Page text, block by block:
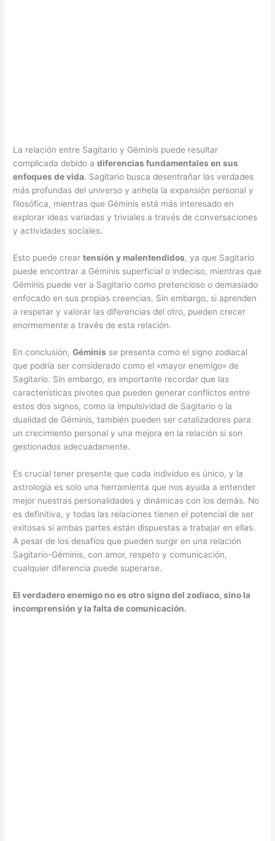
La relación entre Sagitario y Géminis puede resultar
complicada debido adiferencias fundamentales en sus
enfoques de vida. Sagitario busca desentrañar las verdades
más profundas del universo y anhela la expansión personal y
filosófica, mientras que Géminis está más interesado en
explorar ideas variadas y triviales a través de conversaciones
y actividades sociales.
Esto puede creartensión y malentendidos, ya que Sagitario
puede encontrar a Géminis superficial o indeciso, mientras que
Géminis puede ver a Sagitario como pretencioso o demasiado
enfocado en sus propias creencias. Sin embargo, si aprenden
a respetar y valorar las diferencias del otro, pueden crecer
enormemente a través de esta relación.
En conclusión,Géminis se presenta como el signo zodiacal
que podría ser considerado como el «mayor enemigo» de
Sagitario. Sin embargo, es importante recordar que las
características pivotes que pueden generar conflictos entre
estos dos signos, como la impulsividad de Sagitario o la
dualidad de Géminis, también pueden ser catalizadores para
un crecimiento personal y una mejora en la relación si son
gestionados adecuadamente.
Es crucial tener presente que cada individuo es único, y la
astrología es solo una herramienta que nos ayuda a entender
mejor nuestras personalidades y dinámicas con los demás. No
es definitiva, y todas las relaciones tienen el potencial de ser
exitosas si ambas partes están dispuestas a trabajar en ellas.
A pesar de los desafíos que pueden surgir en una relación
Sagitario-Géminis, con amor, respeto y comunicación,
cualquier diferencia puede superarse.
El verdadero enemigo no es otro signo del zodiaco, sino la
incomprensión y la falta de comunicación.